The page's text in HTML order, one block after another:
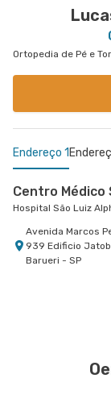
Endereço 1
Centro Médico
Hospital São Luiz
Avenida Marcos
939 Edificio
Barueri - SP
Avenida Corifeu